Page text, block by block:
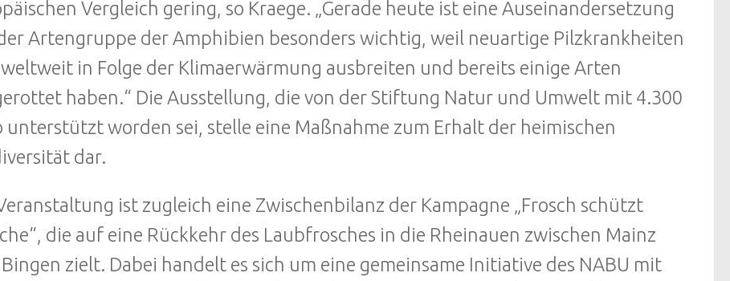
Vergleich gering, so Kraege. „Gerade heute ist eine Auseinandersetzung
Artengruppe der Amphibien besonders wichtig, weil neuartige Pilzkrankheiten
in Folge der Klimaerwärmung ausbreiten und bereits einige Arten
haben.“ Die Ausstellung, die von der Stiftung Natur und Umwelt mit 4.300
unterstützt worden sei, stelle eine Maßnahme zum Erhalt der heimischen
dar.
ist zugleich eine Zwischenbilanz der Kampagne „Frosch schützt
die auf eine Rückkehr des Laubfrosches in die Rheinauen zwischen Mainz
zielt. Dabei handelt es sich um eine gemeinsame Initiative des NABU mit